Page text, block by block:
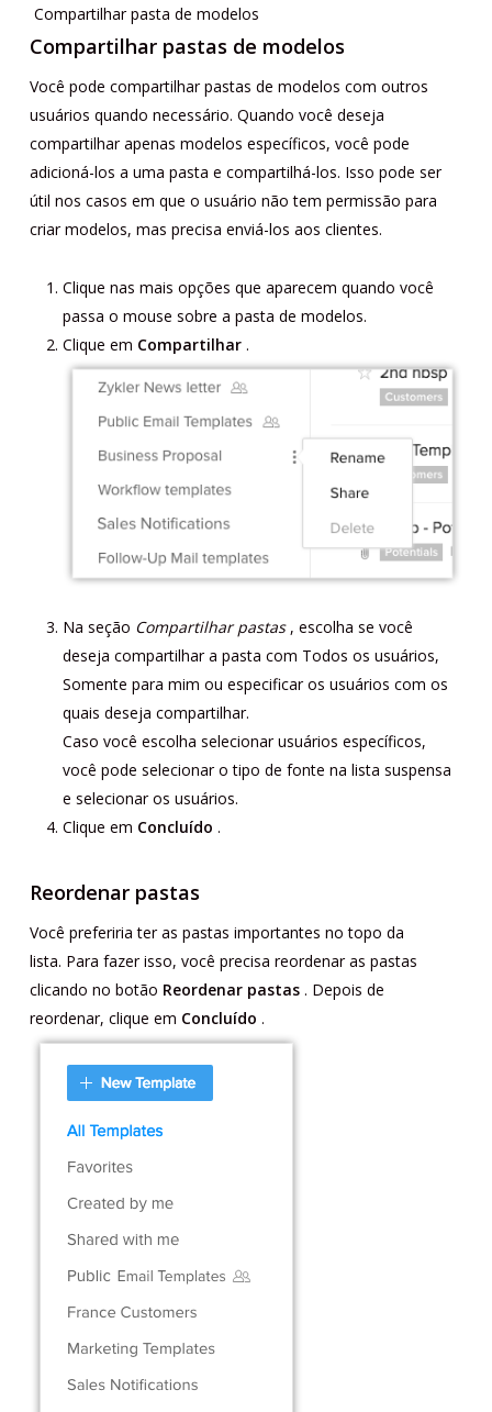
Compartilhar pasta de modelos
Compartilhar pastas de modelos
Você pode compartilhar pastas de modelos com outros
usuários quando necessário. Quando você deseja
compartilhar apenas modelos específicos, você pode
adicioná-los a uma pasta e compartilhá-los. Isso pode ser
útil nos casos em que o usuário não tem permissão para
criar modelos, mas precisa enviá-los aos clientes.
Clique nas mais opções que aparecem quando você
passa o mouse sobre a pasta de modelos.
Clique em Compartilhar.
Na seção Compartilhar pastas, escolha se você
deseja compartilhar a pasta com Todos os usuários,
Somente para mim ou especificar os usuários com os
quais deseja compartilhar.
Caso você escolha selecionar usuários específicos,
você pode selecionar o tipo de fonte na lista suspensa
e selecionar os usuários.
Clique em Concluído .
Reordenar pastas
Você preferiria ter as pastas importantes no topo da
lista. Para fazer isso, você precisa reordenar as pastas
clicando no botão Reordenar pastas. Depois de
reordenar, clique em Concluído .